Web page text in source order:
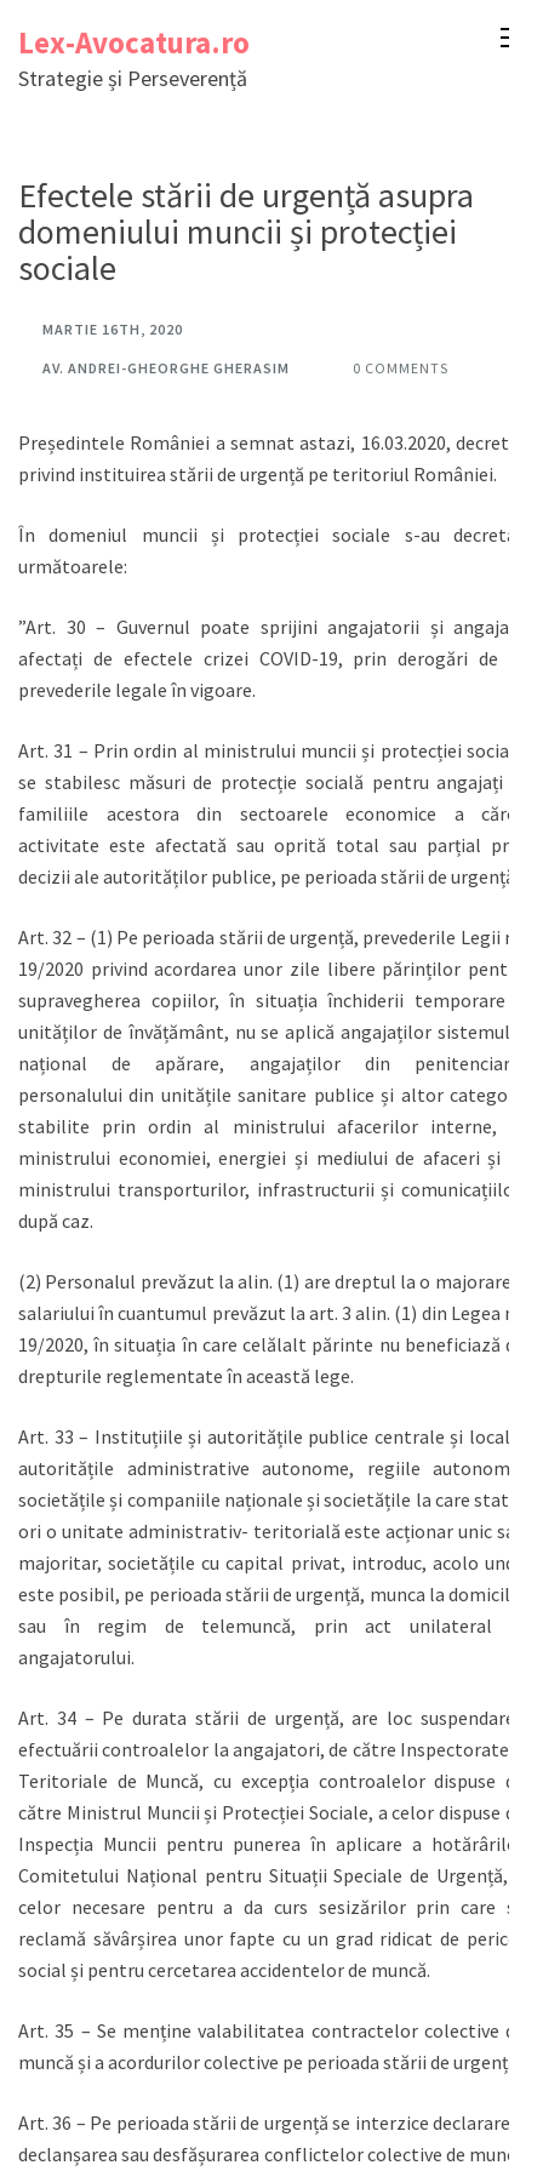
conținut
Lex-Avocatura.ro
Strategie și Perseverență
Efectele stării de urgență asupra
domeniului muncii și protecției
sociale
MARTIE 16TH, 2020
AV. ANDREI-GHEORGHE GHERASIM 0 COMMENTS
Președintele României a semnat astazi, 16.03.2020, decretul
privind instituirea stării de urgență pe teritoriul României.
În domeniul muncii și protecției sociale s-au decretat
următoarele:
”Art. 30 – Guvernul poate sprijini angajatorii și angajații
afectați de efectele crizei COVID-19, prin derogări de la
prevederile legale în vigoare.
Art. 31 – Prin ordin al ministrului muncii și protecției sociale
se stabilesc măsuri de protecție socială pentru angajați și
familiile acestora din sectoarele economice a căror
activitate este afectată sau oprită total sau parțial prin
decizii ale autorităților publice, pe perioada stării de urgență.
Art. 32 – (1) Pe perioada stării de urgență, prevederile Legii nr.
19/2020 privind acordarea unor zile libere părinților pentru
supravegherea copiilor, în situația închiderii temporare a
unităților de învățământ, nu se aplică angajaților sistemului
național de apărare, angajaților din penitenciare,
personalului din unitățile sanitare publice și altor categorii
stabilite prin ordin al ministrului afacerilor interne, al
ministrului economiei, energiei și mediului de afaceri și al
ministrului transporturilor, infrastructurii și comunicațiilor,
după caz.
(2) Personalul prevăzut la alin. (1) are dreptul la o majorare a
salariului în cuantumul prevăzut la art. 3 alin. (1) din Legea nr.
19/2020, în situația în care celălalt părinte nu beneficiază de
drepturile reglementate în această lege.
Art. 33 – Instituțiile și autoritățile publice centrale și locale,
autoritățile administrative autonome, regiile autonome,
societățile și companiile naționale și societățile la care statul
ori o unitate administrativ- teritorială este acționar unic sau
majoritar, societățile cu capital privat, introduc, acolo unde
este posibil, pe perioada stării de urgență, munca la domiciliu
sau în regim de telemuncă, prin act unilateral al
angajatorului.
Art. 34 – Pe durata stării de urgență, are loc suspendarea
efectuării controalelor la angajatori, de către Inspectoratele
Teritoriale de Muncă, cu excepția controalelor dispuse de
către Ministrul Muncii și Protecției Sociale, a celor dispuse de
Inspecția Muncii pentru punerea în aplicare a hotărârilor
Comitetului Național pentru Situații Speciale de Urgență, a
celor necesare pentru a da curs sesizărilor prin care se
reclamă săvârșirea unor fapte cu un grad ridicat de pericol
social și pentru cercetarea accidentelor de muncă.
Art. 35 – Se menține valabilitatea contractelor colective de
muncă și a acordurilor colective pe perioada stării de urgență.
Art. 36 – Pe perioada stării de urgență se interzice declararea,
declanșarea sau desfășurarea conflictelor colective de muncă